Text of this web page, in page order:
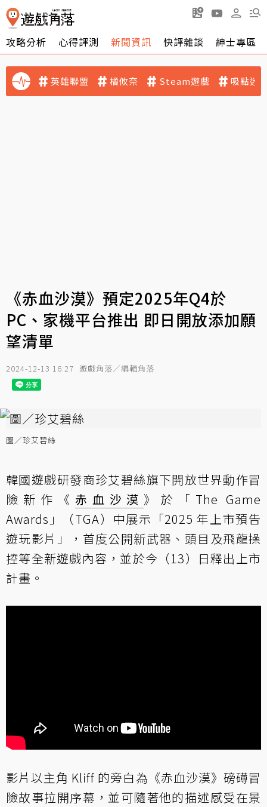
攻略分析 心得評測 新聞資訊 快評雜談 紳士專區
英雄聯盟 橘攸奈 Steam遊戲 吸點迷
《赤血沙漠》預定2025年Q4於
PC、家機平台推出 即日開放添加願
望清單
2024-12-13 16:27 遊戲角落／編輯角落
圖／珍艾碧絲
韓國遊戲研發商珍艾碧絲旗下開放世界動作冒
險新作《 赤血沙漠 》於「The Game
Awards」（TGA）中展示「2025 年上市預告
遊玩影片」，首度公開新武器、頭目及飛龍操
控等全新遊戲內容，並於今（13）日釋出上市
計畫。
影片以主角 Kliff 的旁白為《赤血沙漠》磅礡冒
險故事拉開序幕，並可隨著他的描述感受在景